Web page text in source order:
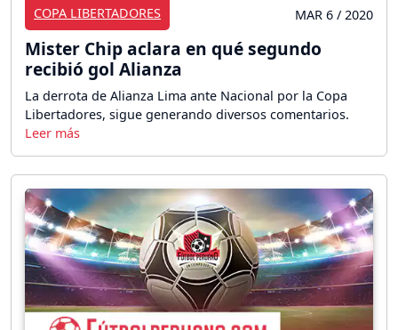
COPA LIBERTADORES MAR 6 / 2020
Mister Chip aclara en qué segundo
recibió gol Alianza
La derrota de Alianza Lima ante Nacional por la Copa
Libertadores, sigue generando diversos comentarios.